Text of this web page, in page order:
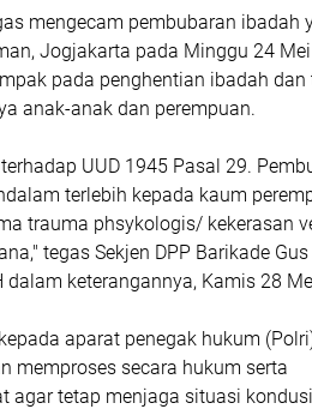
mengecam pembubaran ibadah
Jogjakarta pada Minggu 24
pada penghentian ibadah dan
anak-anak dan perempuan.
UUD 1945 Pasal 29.
terlebih kepada kaum
trauma phsykologis/ kekerasan
tegas Sekjen DPP Barikade Gus
dalam keterangannya, Kamis 28
aparat penegak hukum
memproses secara hukum serta
agar tetap menjaga situasi